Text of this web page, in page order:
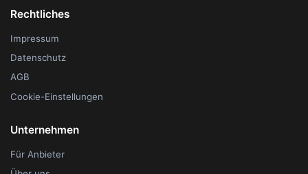
Rechtliches
Impressum
Datenschutz
AGB
Cookie-Einstellungen
Unternehmen
Für Anbieter